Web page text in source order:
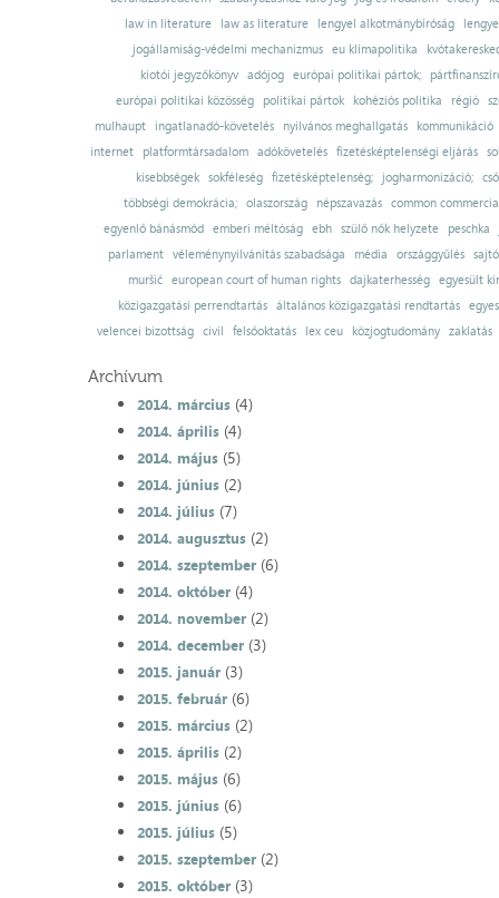
law in literature
law as literature lengyel alkotmánybíróság
jogállamiság-védelmi mechanizmus
eu klímapolitika
kiotói jegyzőkönyv adójog európai politikai pártok;
európai politikai közösség
politikai pártok kohéziós politika régió
mulhaupt
ingatlanadó-követelés nyilvános meghallgatás
kommunikáció
internet
platformtársadalom adókövetelés fizetésképtelenségi eljárás
kisebbségek sokféleség fizetésképtelenség; jogharmonizáció;
többségi demokrácia; olaszország népszavazás common
egyenlő bánásmód emberi méltóság ebh szülő nők helyzete
peschka
parlament
véleménynyilvánítás szabadsága média országgyűlés
muršić
european court of human rights dajkaterhesség
egyesült
közigazgatási perrendtartás
általános közigazgatási rendtartás
velencei bizottság
civil felsőoktatás lex ceu közjogtudomány zaklatás
Archívum
2014. március(4)
2014. április(4)
2014. május(5)
2014. június(2)
2014. július(7)
2014. augusztus(2)
2014. szeptember(6)
2014. október(4)
2014. november(2)
2014. december(3)
2015. január(3)
2015. február(6)
2015. március(2)
2015. április(2)
2015. május(6)
2015. június(6)
2015. július(5)
2015. szeptember(2)
2015. október(3)